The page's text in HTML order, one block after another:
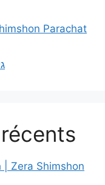
Parachat
| Zera Shimshon